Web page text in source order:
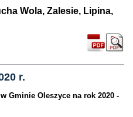
Wola, Zalesie, Lipina,
r.
Gminie Oleszyce na rok 2020 -